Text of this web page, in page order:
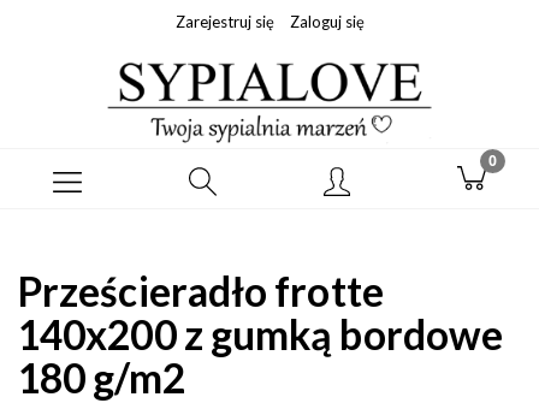
Zarejestruj się Zaloguj się
Prześcieradło frotte
140x200 z gumką bordowe
180 g/m2